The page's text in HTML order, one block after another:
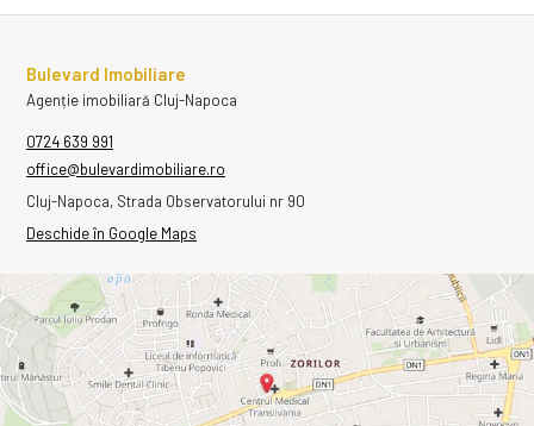
Bulevard Imobiliare
Agenție imobiliară Cluj-Napoca
0724 639 991
office@bulevardimobiliare.ro
Cluj-Napoca, Strada Observatorului nr 90
Deschide în Google Maps